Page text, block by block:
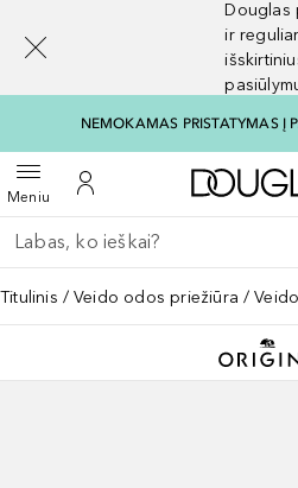
Douglas
ir
NEMOKAMAS PRISTATYMAS Į
MeniuAtidaryti meniuĮ mano paskyrą
Grįžk atgal
Vykdykite paiešką
Titulinis Veido odos priežiūra
[navigation.slideout.screenreader]